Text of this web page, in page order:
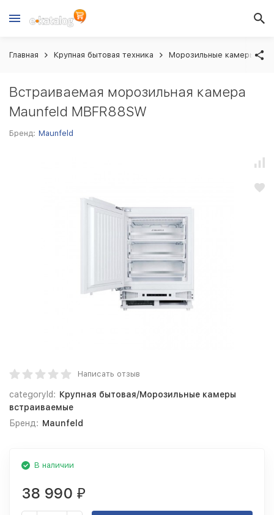
Главная Крупная бытовая техника Морозильные камеры
Встраиваемая морозильная камера
Maunfeld MBFR88SW
Бренд: Maunfeld
Написать отзыв
categoryId: Крупная бытовая/Морозильные камеры
встраиваемые
Бренд: Maunfeld
В наличии
38 990 ₽